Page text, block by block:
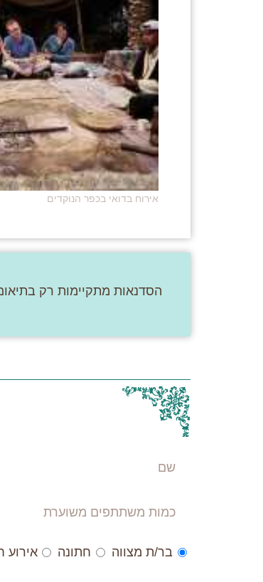
אירוח בדואי בכפר הנוקדים
הסדנאות מתקיימות רק
משתתפים
סגנון
אירוע
בר/ת מצווה חתונה אירוע